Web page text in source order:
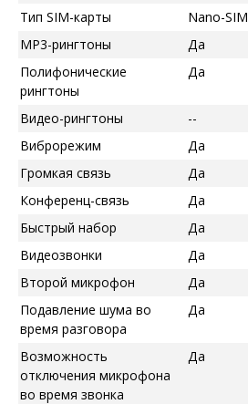
Тип SIM-карты Nano-SIM
MP3-рингтоны
Да
Полифонические
рингтоны
Да
Видео-рингтоны --
Виброрежим
Да
Громкая связь
Да
Конференц-связь
Да
Быстрый набор
Да
Видеозвонки
Да
Второй микрофон
Да
Подавление шума во
время разговора
Да
Возможность
отключения микрофона
во время звонка
Да